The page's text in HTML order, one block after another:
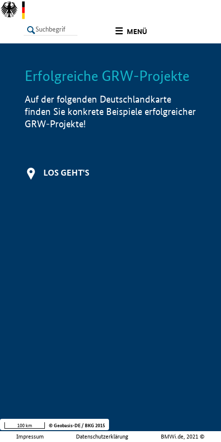
MENÜ
LISTE Info
Erfolgreiche GRW-Projekte
Auf der folgenden Deutschlandkarte
finden Sie konkrete Beispiele erfolgreicher
GRW-Projekte!
LOS GEHT'S
Impressum Datenschutzerklärung BMWi.de, 2021 ©
100 km © Geobasis-DE / BKG 2015